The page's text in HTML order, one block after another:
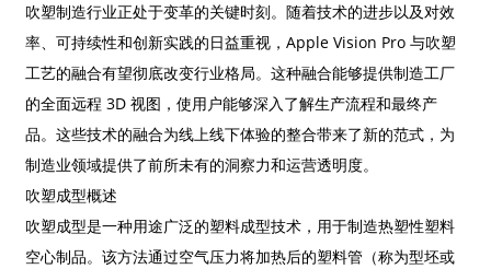
吹塑制造行业正处于变革的关键时刻。随着技术的进步以及对效
率、可持续性和创新实践的日益重视，Apple Vision Pro 与吹塑
工艺的融合有望彻底改变行业格局。这种融合能够提供制造工厂
的全面远程 3D 视图，使用户能够深入了解生产流程和最终产
品。这些技术的融合为线上线下体验的整合带来了新的范式，为
制造业领域提供了前所未有的洞察力和运营透明度。
吹塑成型概述
吹塑成型是一种用途广泛的塑料成型技术，用于制造热塑性塑料
空心制品。该方法通过空气压力将加热后的塑料管（称为型坯或